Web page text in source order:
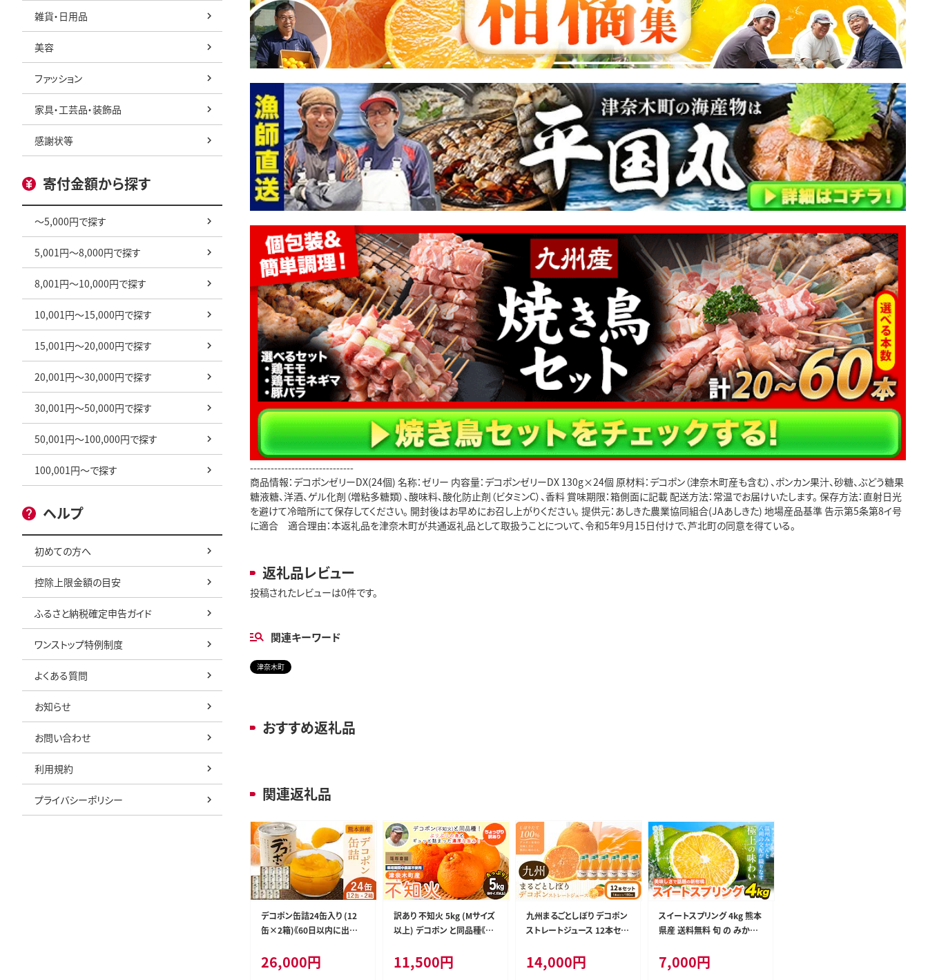
雑貨・日用品
美容
ファッション
家具・工芸品・装飾品
感謝状等
寄付金額から探す
～5,000円で探す
5,001円～8,000円で探す
8,001円～10,000円で探す
10,001円～15,000円で探す
15,001円～20,000円で探す
20,001円～30,000円で探す
30,001円～50,000円で探す
50,001円～100,000円で探す
100,001円～で探す
ヘルプ
初めての方へ
控除上限金額の目安
ふるさと納税確定申告ガイド
ワンストップ特例制度
よくある質問
お知らせ
お問い合わせ
利用規約
プライバシーポリシー
------------------------------
商品情報：デコポンゼリーDX(24個) 名称：ゼリー 内容量：デコポンゼリーDX 130g×24個 原材料：デコポン（津奈木町産も含む）、ポンカン果汁、砂糖、ぶどう糖果
糖液糖、洋酒、ゲル化剤（増粘多糖類）、酸味料、酸化防止剤（ビタミンC）、香料 賞味期限：箱側面に記載 配送方法：常温でお届けいたします。 保存方法：直射日光
を避けて冷暗所にて保存してください。 開封後はお早めにお召し上がりください。 提供元：あしきた農業協同組合(JAあしきた) 地場産品基準 告示第5条第8イ号
に適合 適合理由：本返礼品を津奈木町が共通返礼品として取扱うことについて、令和5年9月15日付けで、芦北町の同意を得ている。
返礼品レビュー
投稿されたレビューは0件です。
関連キーワード
津奈木町
おすすめ返礼品
関連返礼品
デコポン缶詰24缶入り (12
缶×2箱)《60日以内に出荷
北郡 津奈木町 あしきた農業
協同組合 JAあしきた 柑橘
26,000円
訳あり 不知火 5kg (Mサイズ
以上) デコポン と同品種《20
荷》熊本県 葦北郡 津奈木町
篠原農園 訳あり 青果物 フル
11,500円
九州まるごとしぼり デコポン
ストレートジュース 12本セッ
内に出荷予定(土日祝除く)》
熊本県 水俣市 津奈木町 福
14,000円
スイートスプリング 4kg 熊本
県産 送料無料 旬 の みかん
ズ/3L-S混合) 《12月下旬-1
月下旬出荷》熊本県 津奈木
7,000円